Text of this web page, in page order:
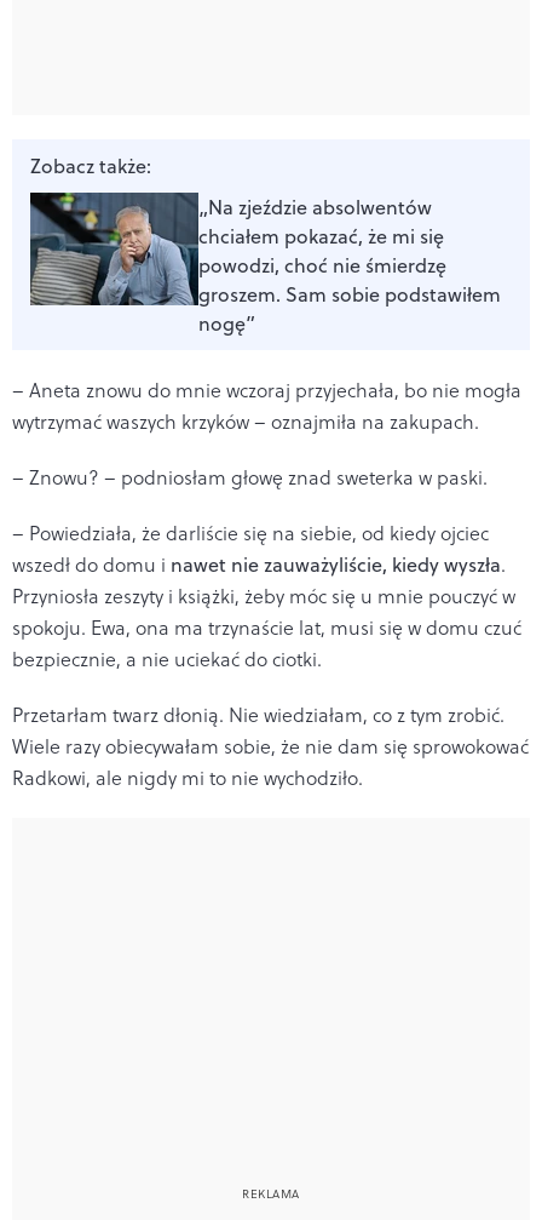
Zobacz także:
„Na zjeździe absolwentów
chciałem pokazać, że mi się
powodzi, choć nie śmierdzę
groszem. Sam sobie podstawiłem
nogę”
– Aneta znowu do mnie wczoraj przyjechała, bo nie mogła
wytrzymać waszych krzyków – oznajmiła na zakupach.
– Znowu? – podniosłam głowę znad sweterka w paski.
– Powiedziała, że darliście się na siebie, od kiedy ojciec
wszedł do domu i nawet nie zauważyliście, kiedy wyszła.
Przyniosła zeszyty i książki, żeby móc się u mnie pouczyć w
spokoju. Ewa, ona ma trzynaście lat, musi się w domu czuć
bezpiecznie, a nie uciekać do ciotki.
Przetarłam twarz dłonią. Nie wiedziałam, co z tym zrobić.
Wiele razy obiecywałam sobie, że nie dam się sprowokować
Radkowi, ale nigdy mi to nie wychodziło.